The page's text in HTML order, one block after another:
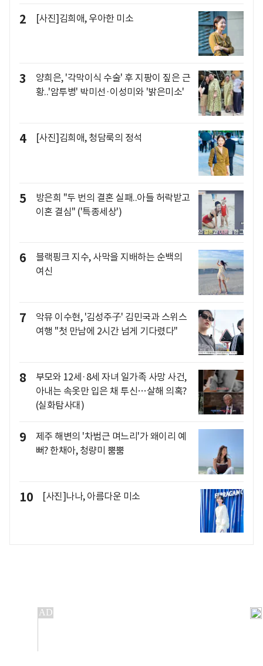
2 [사진]김희애, 우아한 미소
3
양희은, '각막이식 수술' 후 지팡이 짚은 근
황..'암투병' 박미선·이성미와 '밝은미소'
4 [사진]김희애, 청담룩의 정석
5
방은희 "두 번의 결혼 실패..아들 허락받고
이혼 결심" ('특종세상')
6
블랙핑크 지수, 사막을 지배하는 순백의
여신
7
악뮤 이수현, '김성주子' 김민국과 스위스
여행 "첫 만남에 2시간 넘게 기다렸다"
8
부모와 12세·8세 자녀 일가족 사망 사건,
아내는 속옷만 입은 채 투신…살해 의혹?
(실화탐사대)
9
제주 해변의 '차범근 며느리'가 왜이리 예
뻐? 한채아, 청량미 뿜뿜
10 [사진]나나, 아름다운 미소